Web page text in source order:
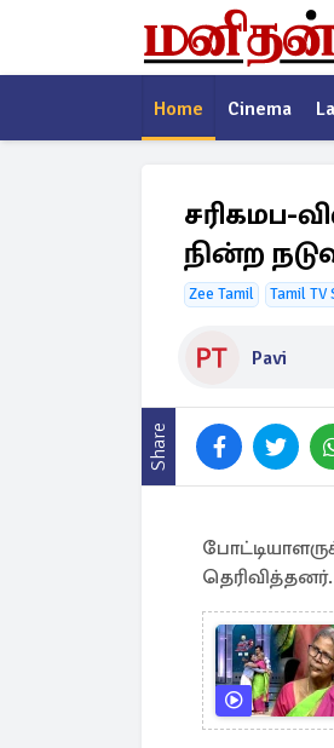
Home Cinema
சரிகமப-
நின்ற
Zee Tamil Tamil TV
Pavi
Share
தெரிவித்தனர்.